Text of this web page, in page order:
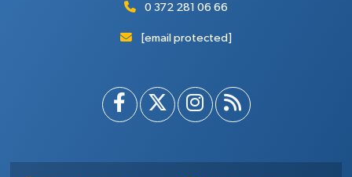
0 372 281 06 66
[email protected]